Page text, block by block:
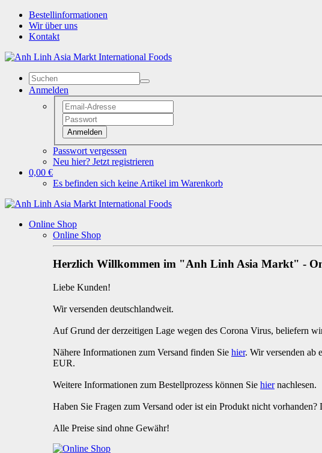
Bestellinformationen
Wir über uns
Kontakt
Anmelden
Anmelden
Passwort vergessen
Neu hier? Jetzt registrieren
0,00 €
Es befinden sich keine Artikel im Warenkorb
Online Shop
Online Shop
Herzlich Willkommen im "Anh Linh Asia Markt" -
Liebe Kunden!
Wir versenden deutschlandweit.
Auf Grund der derzeitigen Lage wegen des Corona Virus, beliefern
Nähere Informationen zum Versand finden Sie hier. Wir versenden ab
EUR.
Weitere Informationen zum Bestellprozess können Sie hiernachlesen.
Haben Sie Fragen zum Versand oder ist ein Produkt nicht vorhanden?
Alle Preise sind ohne Gewähr!